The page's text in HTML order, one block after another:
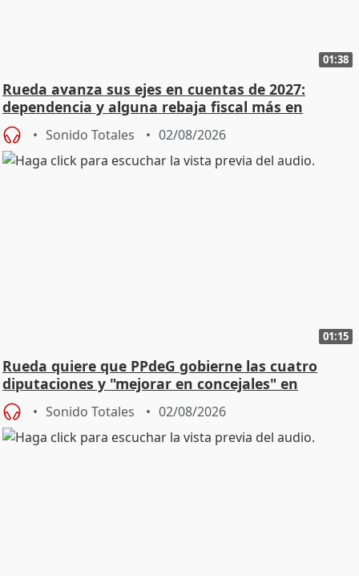
01:38
Rueda avanza sus ejes en cuentas de 2027:
dependencia y alguna rebaja fiscal más en
vivienda
Sonido Totales 02/08/2026
01:15
Rueda quiere que PPdeG gobierne las cuatro
diputaciones y "mejorar en concejales" en
ciudades
Sonido Totales 02/08/2026